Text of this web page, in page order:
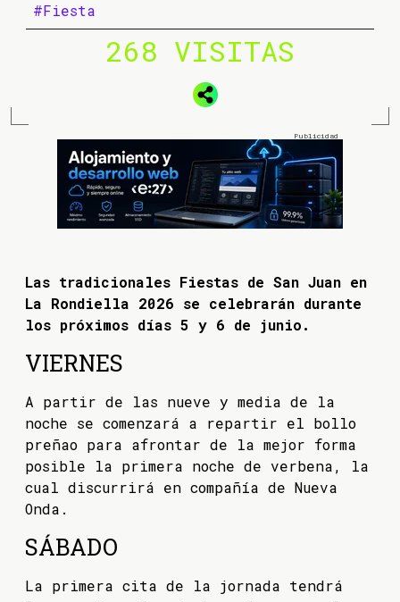
#Fiesta
268 VISITAS
Las tradicionales Fiestas de San Juan en
La Rondiella 2026 se celebrarán durante
los próximos días 5 y 6 de junio.
VIERNES
A partir de las nueve y media de la
noche se comenzará a repartir el bollo
preñao para afrontar de la mejor forma
posible la primera noche de verbena, la
cual discurrirá en compañía de Nueva
Onda.
SÁBADO
La primera cita de la jornada tendrá